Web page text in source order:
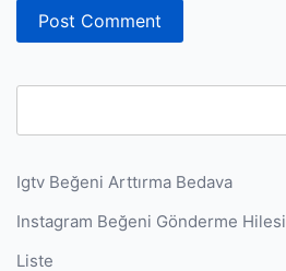
Igtv Beğeni Arttırma Bedava
Instagram Beğeni Gönderme Hilesi
Liste